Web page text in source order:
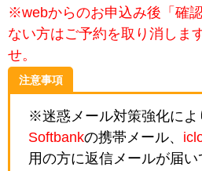
※webからのお申込み後「確
ない方はご予約を取り消しま
せ。
注意事項
※迷惑メール対策強化によ
Softbankの携帯メール、
用の方に返信メールが届